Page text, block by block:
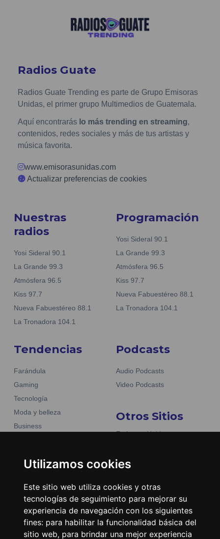
Utilizamos cookies
Este sitio web utiliza cookies y otras
tecnologías de seguimiento para mejorar su
experiencia de navegación con los siguientes
fines: para habilitar la funcionalidad básica del
sitio web, para brindar una mejor experiencia
Radios Guate
Radios Guate Trending es parte de Grupo Emisoras
Unidas, el primer grupo Multimedios de Guatemala.
Aquí encontrarás lo más trending en streaming,
contenidos, redes sociales y más de tus artistas y
música favorita.
www.emisorasunidas.com
Actualizar preferencias de cookies
Nuestras
radios
Yosi Sideral 90.1
La Grande 99.3
Atmósfera 96.5
Kiss 97.7
Nueva Fabuestéreo 88.1
La Tronadora 104.1
Programación
Yosi Sideral 90.1
La Grande 99.3
Atmósfera 96.5
Kiss 97.7
Nueva Fabuestéreo 88.1
La Tronadora 104.1
Tendencias
Farándula
Gaming
Tecnología
Moda y belleza
Business
Podcasts
Audio Podcasts
Video Podcasts
Otros Sitios
Emisoras Unidas
Contacto
Términos y condiciones
Directorio